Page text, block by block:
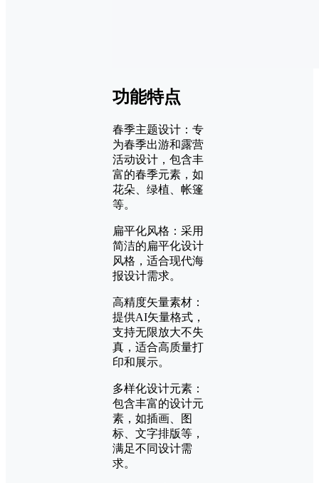
功能特点
春季主题设计：专
为春季出游和露营
活动设计，包含丰
富的春季元素，如
花朵、绿植、帐篷
等。
扁平化风格：采用
简洁的扁平化设计
风格，适合现代海
报设计需求。
高精度矢量素材：
提供AI矢量格式，
支持无限放大不失
真，适合高质量打
印和展示。
多样化设计元素：
包含丰富的设计元
素，如插画、图
标、文字排版等，
满足不同设计需
求。